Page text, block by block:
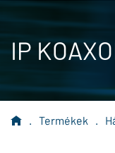
IP
. Termékek .